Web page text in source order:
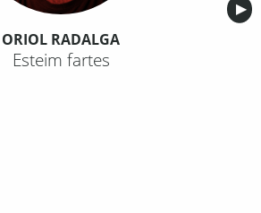
▶︎
ORIOL RADALGA
Esteim fartes